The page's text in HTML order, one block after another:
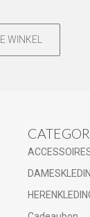
WINKEL